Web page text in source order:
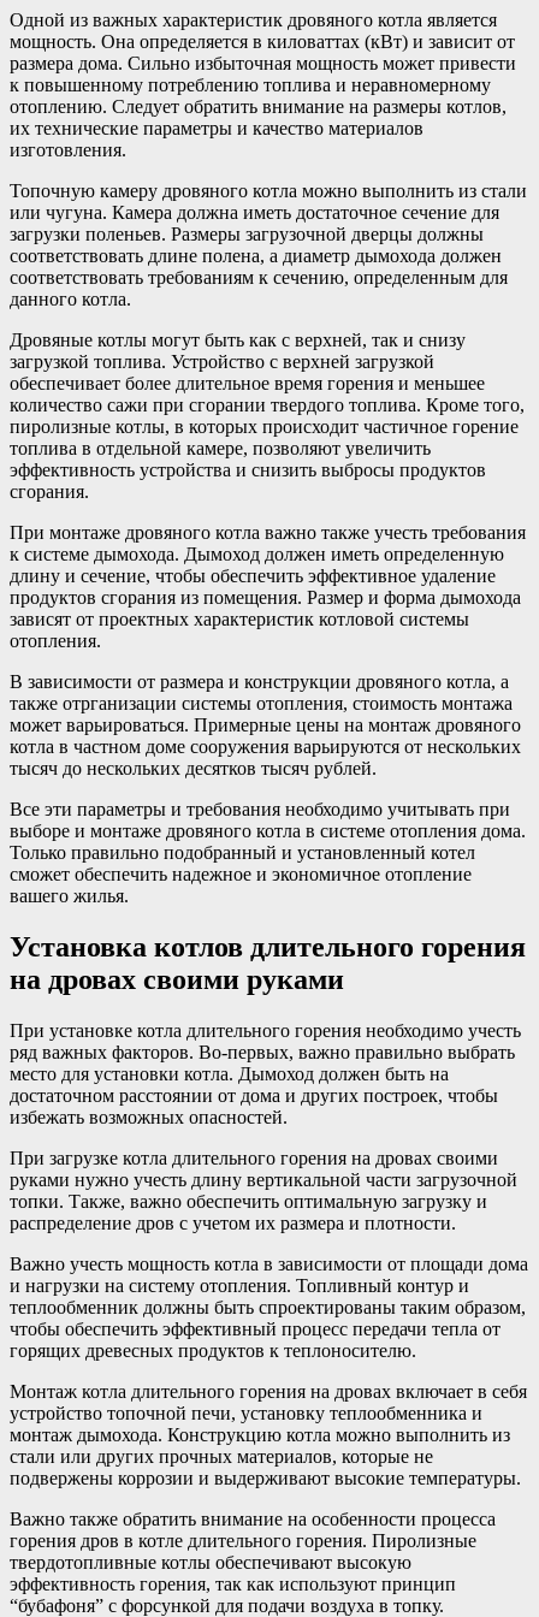
Одной из важных характеристик дровяного котла является
мощность. Она определяется в киловаттах (кВт) и зависит от
размера дома. Сильно избыточная мощность может привести
к повышенному потреблению топлива и неравномерному
отоплению. Следует обратить внимание на размеры котлов,
их технические параметры и качество материалов
изготовления.
Топочную камеру дровяного котла можно выполнить из стали
или чугуна. Камера должна иметь достаточное сечение для
загрузки поленьев. Размеры загрузочной дверцы должны
соответствовать длине полена, а диаметр дымохода должен
соответствовать требованиям к сечению, определенным для
данного котла.
Дровяные котлы могут быть как с верхней, так и снизу
загрузкой топлива. Устройство с верхней загрузкой
обеспечивает более длительное время горения и меньшее
количество сажи при сгорании твердого топлива. Кроме того,
пиролизные котлы, в которых происходит частичное горение
топлива в отдельной камере, позволяют увеличить
эффективность устройства и снизить выбросы продуктов
сгорания.
При монтаже дровяного котла важно также учесть требования
к системе дымохода. Дымоход должен иметь определенную
длину и сечение, чтобы обеспечить эффективное удаление
продуктов сгорания из помещения. Размер и форма дымохода
зависят от проектных характеристик котловой системы
отопления.
В зависимости от размера и конструкции дровяного котла, а
также отрганизации системы отопления, стоимость монтажа
может варьироваться. Примерные цены на монтаж дровяного
котла в частном доме сооружения варьируются от нескольких
тысяч до нескольких десятков тысяч рублей.
Все эти параметры и требования необходимо учитывать при
выборе и монтаже дровяного котла в системе отопления дома.
Только правильно подобранный и установленный котел
сможет обеспечить надежное и экономичное отопление
вашего жилья.
Установка котлов длительного горения
на дровах своими руками
При установке котла длительного горения необходимо учесть
ряд важных факторов. Во-первых, важно правильно выбрать
место для установки котла. Дымоход должен быть на
достаточном расстоянии от дома и других построек, чтобы
избежать возможных опасностей.
При загрузке котла длительного горения на дровах своими
руками нужно учесть длину вертикальной части загрузочной
топки. Также, важно обеспечить оптимальную загрузку и
распределение дров с учетом их размера и плотности.
Важно учесть мощность котла в зависимости от площади дома
и нагрузки на систему отопления. Топливный контур и
теплообменник должны быть спроектированы таким образом,
чтобы обеспечить эффективный процесс передачи тепла от
горящих древесных продуктов к теплоносителю.
Монтаж котла длительного горения на дровах включает в себя
устройство топочной печи, установку теплообменника и
монтаж дымохода. Конструкцию котла можно выполнить из
стали или других прочных материалов, которые не
подвержены коррозии и выдерживают высокие температуры.
Важно также обратить внимание на особенности процесса
горения дров в котле длительного горения. Пиролизные
твердотопливные котлы обеспечивают высокую
эффективность горения, так как используют принцип
“бубафоня” с форсункой для подачи воздуха в топку.